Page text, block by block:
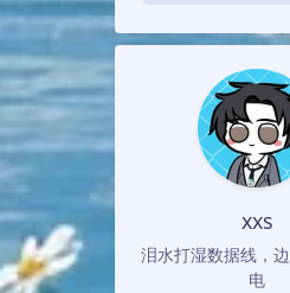
xxs
泪水打湿数据线，
电